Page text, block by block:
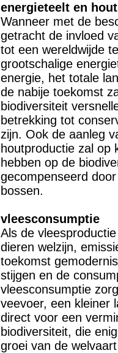
energieteelt en
Wanneer met de
getracht de invloed
tot een wereldwijde
grootschalige
energie, het totale
de nabije toekomst
biodiversiteit
betrekking tot
zijn. Ook de aanleg
houtproductie zal op
hebben op de
gecompenseerd
bossen.
vleesconsumptie
Als de
dieren welzijn,
toekomst
stijgen en de
vleesconsumptie
veevoer, een kleiner
direct voor een
biodiversiteit, die
groei van de